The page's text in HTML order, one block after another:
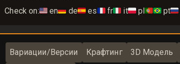
Check on:🇺🇸 en🇩🇪 de🇪🇸 es🇫🇷 fr🇮🇹 it🇵🇱 pl🇵🇹🇧🇷 pt🇷🇺
Вариации/Версии Крафтинг 3D Модель